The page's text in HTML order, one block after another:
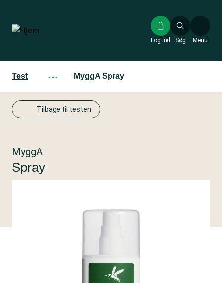
hovedindhold
Søg
Log ind Menu
Test ··· MyggA Spray
Tilbage til testen
MyggA
Spray